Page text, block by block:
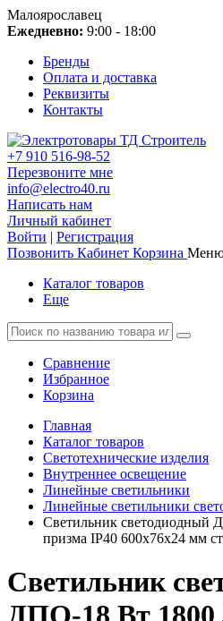
Малоярославец
Ежедневно: 9:00 - 18:00
Бренды
Оплата и доставка
Реквизиты
Контакты
+7 910 516-98-52
Перезвоните мне
info@electro40.ru
Написать нам
Личный кабинет
Войти | Регистрация
Позвонить Кабинет Корзина
Каталог товаров
Еще
Сравнение
Избранное
Корзина
Главная
Каталог товаров
Светотехнические изделия
Внутреннее освещение
Линейные светильники
Линейные светильники
Светильник светодиодный
призма IP40 600x76x24 мм
Светильник